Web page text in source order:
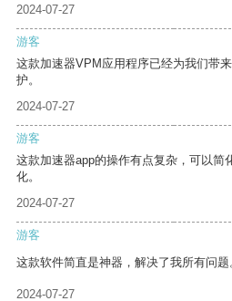
2024-07-27
游客
这款加速器VPM应用程序已经为我们带
护。
2024-07-27
游客
这款加速器app的操作有点复杂，可以简
化。
2024-07-27
游客
这款软件简直是神器，解决了我所有问题
2024-07-27